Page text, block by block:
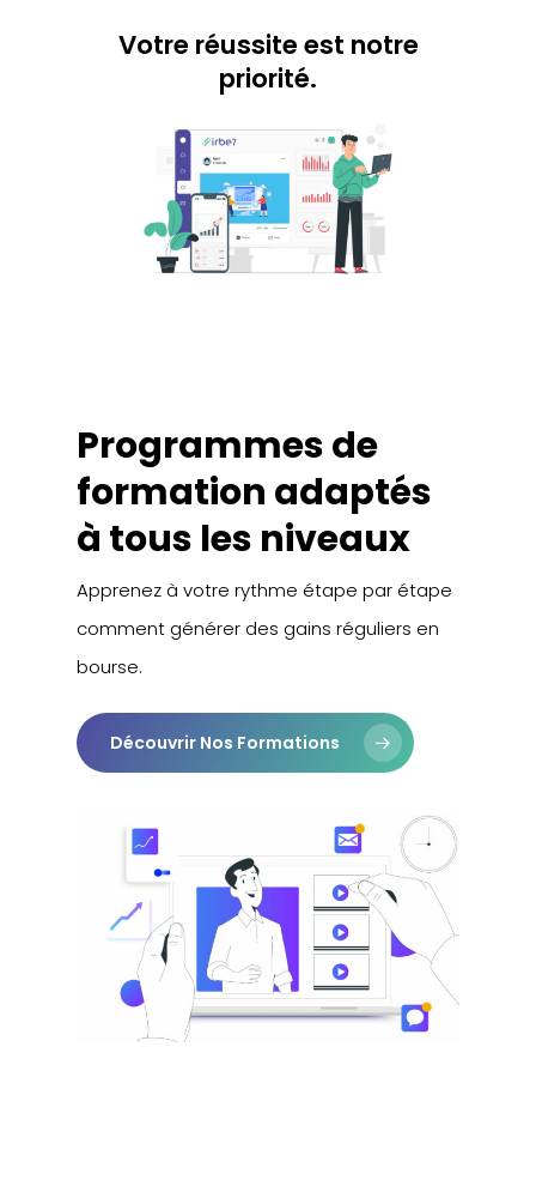
Votre réussite est notre
priorité.
Programmes de
formation adaptés
à tous les niveaux
Apprenez à votre rythme étape par étape
comment générer des gains réguliers en
bourse.
Découvrir Nos Formations